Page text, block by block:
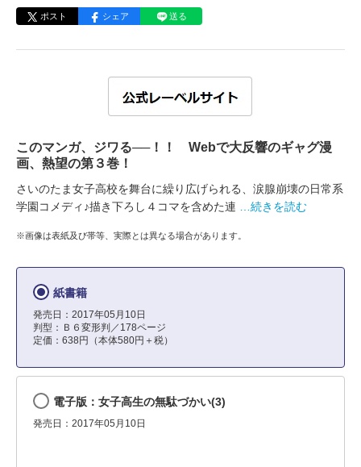
ポスト シェア 送る
このマンガ、ジワる──！！ Webで大反響のギャグ漫
画、熱望の第３巻！
さいのたま女子高校を舞台に繰り広げられる、涙腺崩壊の日常系
学園コメディ♪描き下ろし４コマを含めた連
…続きを読む
※画像は表紙及び帯等、実際とは異なる場合があります。
紙書籍
発売日：2017年05月10日
判型：Ｂ６変形判／178ページ
定価：638円（本体580円＋税）
電子版：女子高生の無駄づかい(3)
発売日：2017年05月10日